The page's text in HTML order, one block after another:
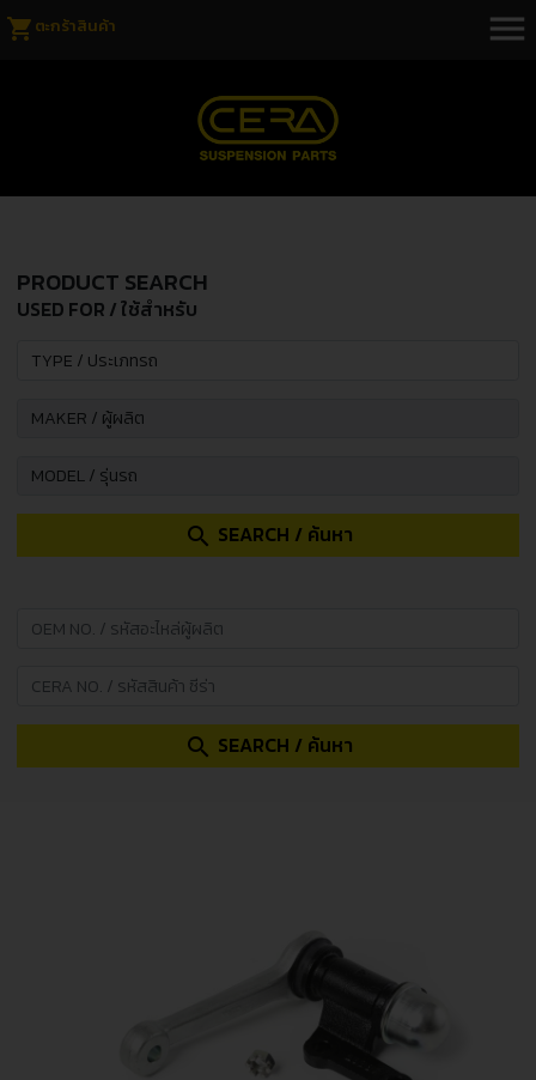
shopping_cart ตะกร้าสินค้า menu
PRODUCT SEARCH
USED FOR / ใช้สำหรับ
search SEARCH / ค้นหา
search SEARCH / ค้นหา